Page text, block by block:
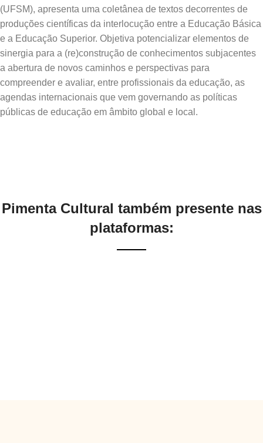
(UFSM), apresenta uma coletânea de textos decorrentes de
produções científicas da interlocução entre a Educação Básica
e a Educação Superior. Objetiva potencializar elementos de
sinergia para a (re)construção de conhecimentos subjacentes
a abertura de novos caminhos e perspectivas para
compreender e avaliar, entre profissionais da educação, as
agendas internacionais que vem governando as políticas
Pimenta Cultural também presente nas
plataformas: